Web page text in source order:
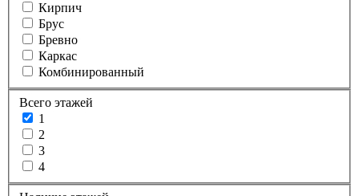
Кирпич
Брус
Бревно
Каркас
Комбинированный
Всего этажей
1
2
3
4